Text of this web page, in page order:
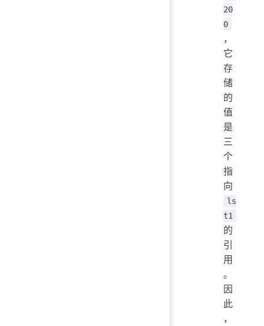
20
0
，
它
存
储
的
值
是
三
个
指
向
ls
t1
的
引
用
。
因
此
，